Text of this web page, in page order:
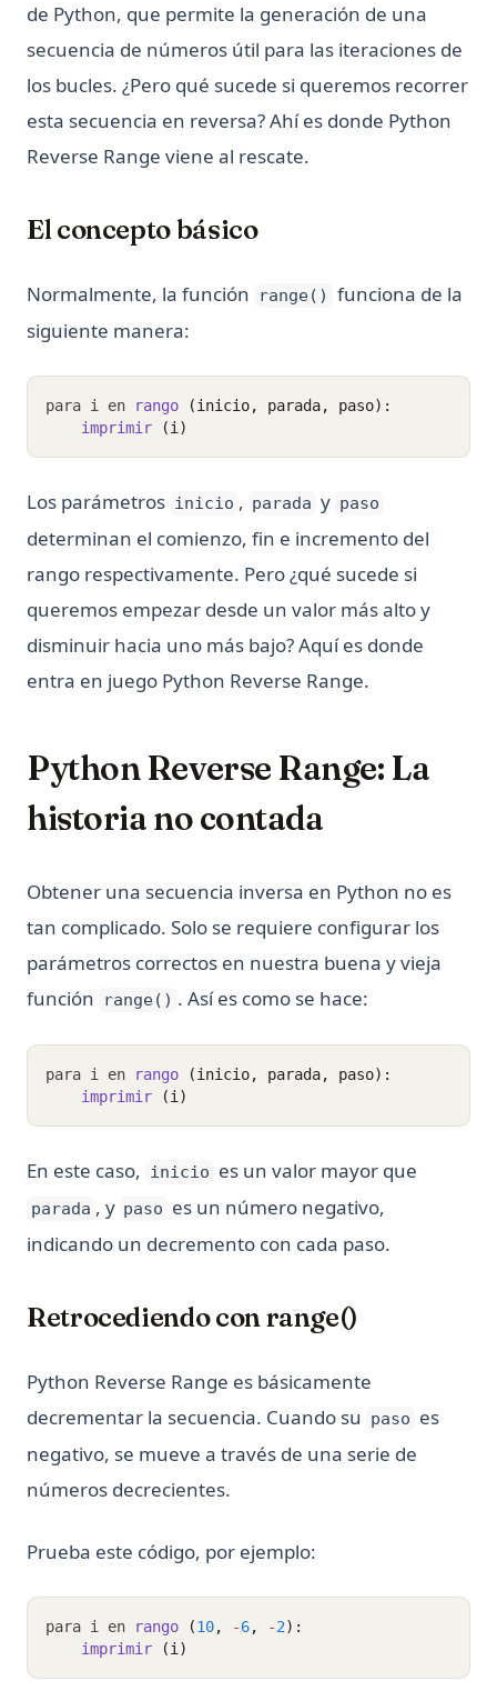
de Python, que permite la generación de una
secuencia de números útil para las iteraciones de
los bucles. ¿Pero qué sucede si queremos recorrer
esta secuencia en reversa? Ahí es donde Python
Reverse Range viene al rescate.
El concepto básico
Normalmente, la función range()
funciona de la
siguiente manera:
para i en rango
(inicio, parada, paso):
imprimir
(i)
Los parámetros inicio , parada y paso
determinan el comienzo, fin e incremento del
rango respectivamente. Pero ¿qué sucede si
queremos empezar desde un valor más alto y
disminuir hacia uno más bajo? Aquí es donde
entra en juego Python Reverse Range.
Python Reverse Range: La
historia no contada
Obtener una secuencia inversa en Python no es
tan complicado. Solo se requiere configurar los
parámetros correctos en nuestra buena y vieja
función
range() . Así es como se hace:
para i en rango
(inicio, parada, paso):
imprimir
(i)
En este caso, inicio es un valor mayor que
parada , y paso es un número negativo,
indicando un decremento con cada paso.
Retrocediendo con range()
Python Reverse Range es básicamente
decrementar la secuencia. Cuando su
paso es
negativo, se mueve a través de una serie de
números decrecientes.
Prueba este código, por ejemplo:
para i en rango (10, -6, -2):
imprimir
(i)